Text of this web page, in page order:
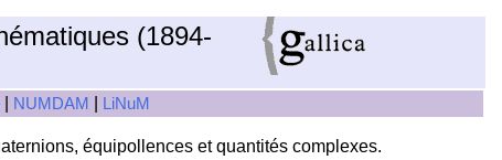
(1894-
NUMDAM LiNuM
équipollences et quantités complexes.